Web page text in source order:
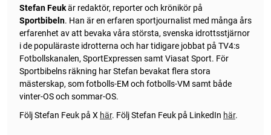
Stefan Feukär redaktör, reporter och krönikör på
Sportbibeln. Han är en erfaren sportjournalist med många års
erfarenhet av att bevaka våra största, svenska idrottsstjärnor
i de populäraste idrotterna och har tidigare jobbat på TV4:s
Fotbollskanalen, SportExpressen samt Viasat Sport. För
Sportbibelns räkning har Stefan bevakat flera stora
mästerskap, som fotbolls-EM och fotbolls-VM samt både
vinter-OS och sommar-OS.
Följ Stefan Feuk på X här. Följ Stefan Feuk på LinkedIn här.